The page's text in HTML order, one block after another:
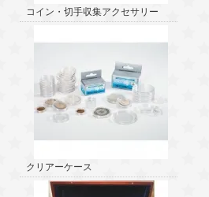
コイン・切手収集アクセサリー
クリアーケース